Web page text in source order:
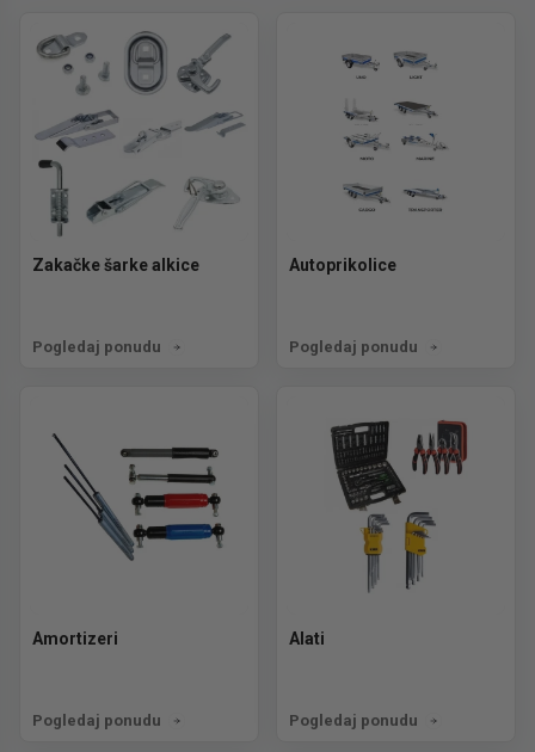
Zakačke šarke alkice
Pogledaj ponudu
Autoprikolice
Pogledaj ponudu
Amortizeri
Pogledaj ponudu
Alati
Pogledaj ponudu